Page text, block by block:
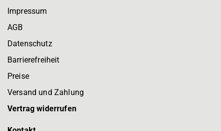
Impressum
AGB
Datenschutz
Barrierefreiheit
Preise
Versand und Zahlung
Vertrag widerrufen